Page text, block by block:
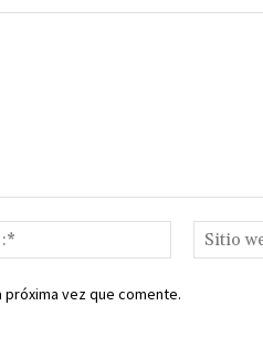
Correo
electrónico:*
vez que comente.